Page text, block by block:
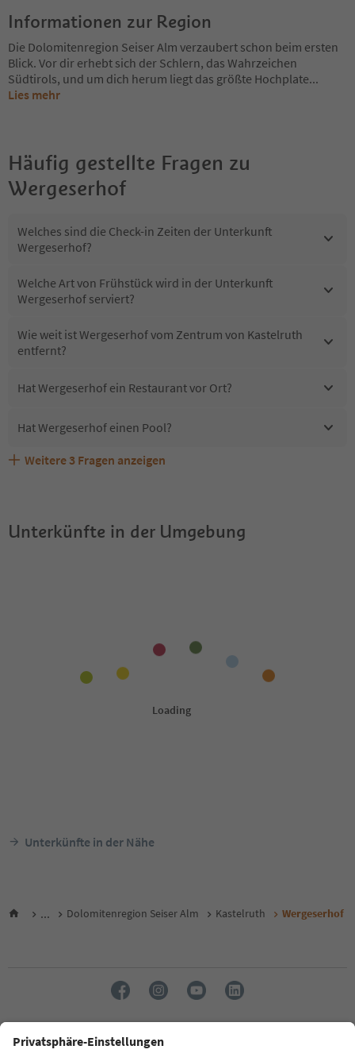
Informationen zur Region
Die Dolomitenregion Seiser Alm verzaubert schon beim ersten
Blick. Vor dir erhebt sich der Schlern, das Wahrzeichen
Südtirols, und um dich herum liegt das größte Hochplate...
Lies mehr
Häufig gestellte Fragen zu
Wergeserhof
Welches sind die Check-in Zeiten der Unterkunft
Wergeserhof?
Welche Art von Frühstück wird in der Unterkunft
Wergeserhof serviert?
Wie weit ist Wergeserhof vom Zentrum von Kastelruth
entfernt?
Hat Wergeserhof ein Restaurant vor Ort?
Hat Wergeserhof einen Pool?
Sind Haustiere in der Unterkunft Wergeserhof erlaubt?
Welche Services bietet Wergeserhof?
Erhalten die Gäste von Wergeserhof einen Südtirol
Weitere 3 Fragen anzeigen
Unterkünfte in der Umgebung
Unterkünfte in der Nähe
... Dolomitenregion Seiser Alm Kastelruth Wergeserhof
Sprache: Deutsch